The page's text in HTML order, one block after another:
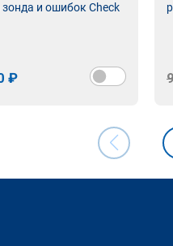
и ошибок Check
₽